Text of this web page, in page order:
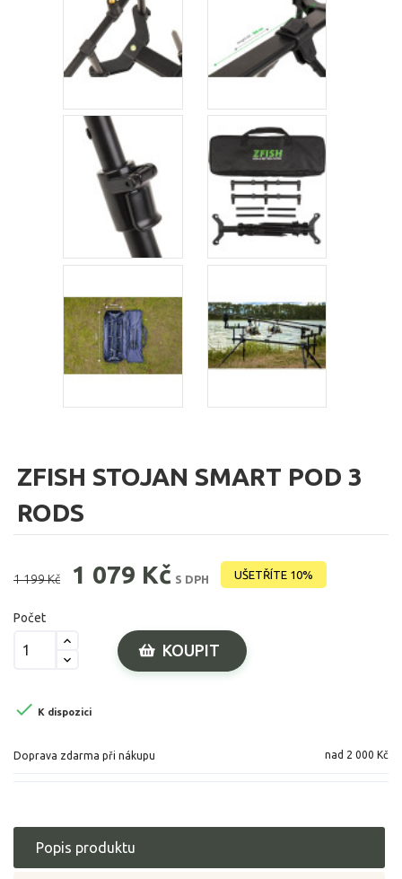
ZFISH STOJAN SMART POD 3
RODS
1 199 Kč 1 079 Kč S DPH UŠETŘÍTE 10%
Počet
KOUPIT
 K dispozici
Doprava zdarma při nákupu nad 2 000 Kč
Popis produktu